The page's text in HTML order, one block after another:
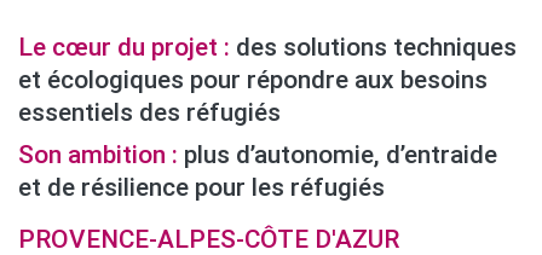
Le cœur du projet : des solutions techniques
et écologiques pour répondre aux besoins
essentiels des réfugiés
Son ambition : plus d’autonomie, d’entraide
et de résilience pour les réfugiés
PROVENCE-ALPES-CÔTE D'AZUR